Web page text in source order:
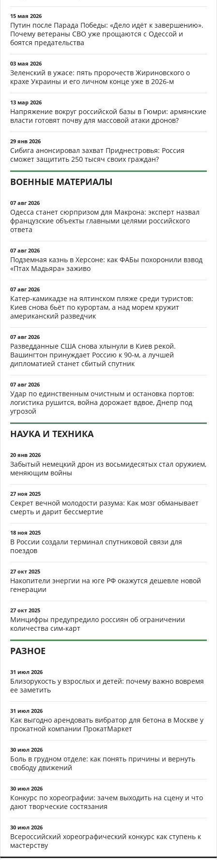
15 мая 2026
Путин после Парада Победы: «Дело идёт к завершению».
Почему ветераны СВО уже прощаются с Одессой и
боятся предательства
03 мая 2026
Зеленский в ужасе: пять пророчеств Жириновского о
крахе Украины и его личном конце уже в 2026-м
13 мар 2026
Напряжение вокруг российской базы в Гюмри: армянские
власти готовят почву для массовой атаки дронов?
29 янв 2026
Сибига анонсировал захват Приднестровья: Россия
сможет защитить 250 тысяч своих граждан?
ВОЕННЫЕ МАТЕРИАЛЫ
07 авг 2026
Одесса станет сюрпризом для Макрона: эксперт назвал
французские объекты главными целями российского
ответа
07 авг 2026
Подземная казнь в Херсоне: как ФАБы похоронили взвод
«Птах Мадьяра» заживо
07 авг 2026
Катер-камикадзе на ялтинском пляже среди туристов:
Киев снова бьёт по курортам, а над морем кружит
американский разведчик
07 авг 2026
Разведданные США снова хлынули в Киев рекой.
Вашингтон принуждает Россию к 90-м, а лучшей
дипломатией станет сбитый спутник
07 авг 2026
Удар по единственным очистным и остановка портов:
логистика рушится, война дорожает вдвое, Днепр под
угрозой
НАУКА И ТЕХНИКА
20 янв 2026
Забытый немецкий дрон из восьмидесятых стал оружием,
меняющим войны
27 ноя 2025
Секрет вечной молодости разума: Как мозг обманывает
смерть и дарит бессмертие
18 ноя 2025
В России создали терминал спутниковой связи для
поездов
27 окт 2025
Накопители энергии на юге РФ окажутся дешевле новой
генерации
27 окт 2025
Минцифры предупредило россиян об ограничении
количества сим-карт
РАЗНОЕ
31 июл 2026
Близорукость у взрослых и детей: почему важно вовремя
ее заметить
31 июл 2026
Как выгодно арендовать вибратор для бетона в Москве у
прокатной компании ПрокатМаркет
30 июл 2026
Боль в грудном отделе: как понять причины и вернуть
свободу движений
30 июл 2026
Конкурс по хореографии: зачем выходить на сцену и что
дают творческие состязания
30 июл 2026
Всероссийский хореографический конкурс как ступень к
мастерству